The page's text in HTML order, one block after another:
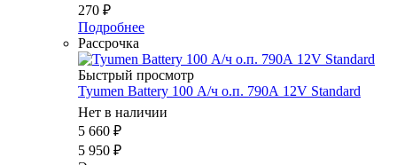
270 ₽
Подробнее
Рассрочка
Быстрый просмотр
Tyumen Battery 100 А/ч о.п. 790А 12V Standard
Нет в наличии
5 660 ₽
5 950 ₽